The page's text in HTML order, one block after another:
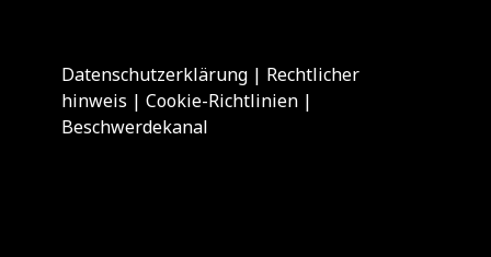
Datenschutzerklärung | Rechtlicher
hinweis |Cookie-Richtlinien |
Beschwerdekanal